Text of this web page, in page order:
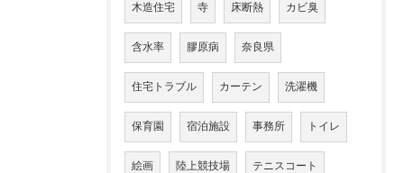
木造住宅 寺 床断熱 カビ臭
含水率 膠原病 奈良県
住宅トラブル カーテン 洗濯機
保育園 宿泊施設 事務所 トイレ
絵画 陸上競技場 テニスコート